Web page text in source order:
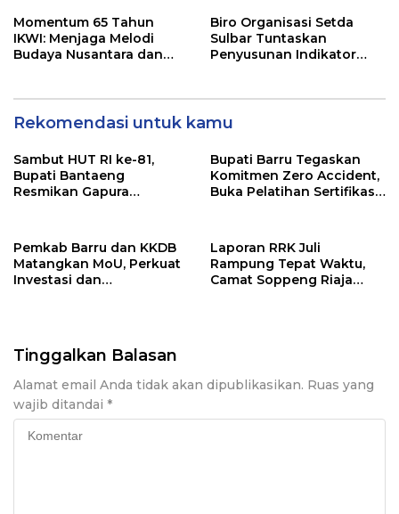
Wujudkan Desa Maju
Momentum 65 Tahun
IKWI: Menjaga Melodi
Budaya Nusantara dan
Biro Organisasi Setda
Sulbar Tuntaskan
Penyusunan Indikator
Rekomendasi untuk kamu
Sambut HUT RI ke-81,
Bupati Bantaeng
Resmikan Gapura
Bupati Barru Tegaskan
Komitmen Zero Accident,
Buka Pelatihan Sertifikasi
Pemkab Barru dan KKDB
Matangkan MoU, Perkuat
Investasi dan
Laporan RRK Juli
Rampung Tepat Waktu,
Camat Soppeng Riaja
Tinggalkan Balasan
Alamat email Anda tidak akan dipublikasikan. Ruas yang
wajib ditandai *